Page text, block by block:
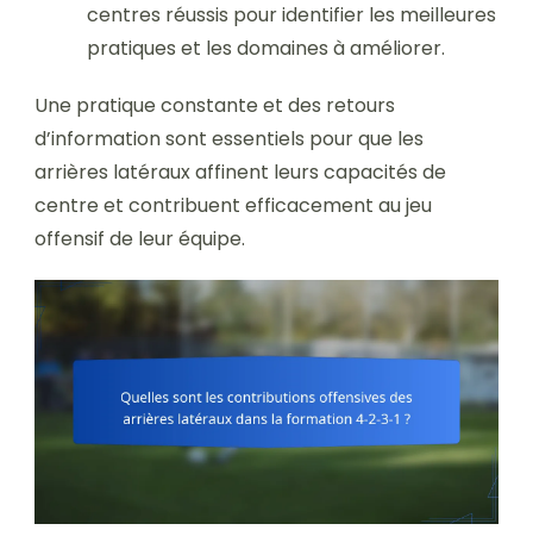
centres réussis pour identifier les meilleures
pratiques et les domaines à améliorer.
Une pratique constante et des retours
d’information sont essentiels pour que les
arrières latéraux affinent leurs capacités de
centre et contribuent efficacement au jeu
offensif de leur équipe.